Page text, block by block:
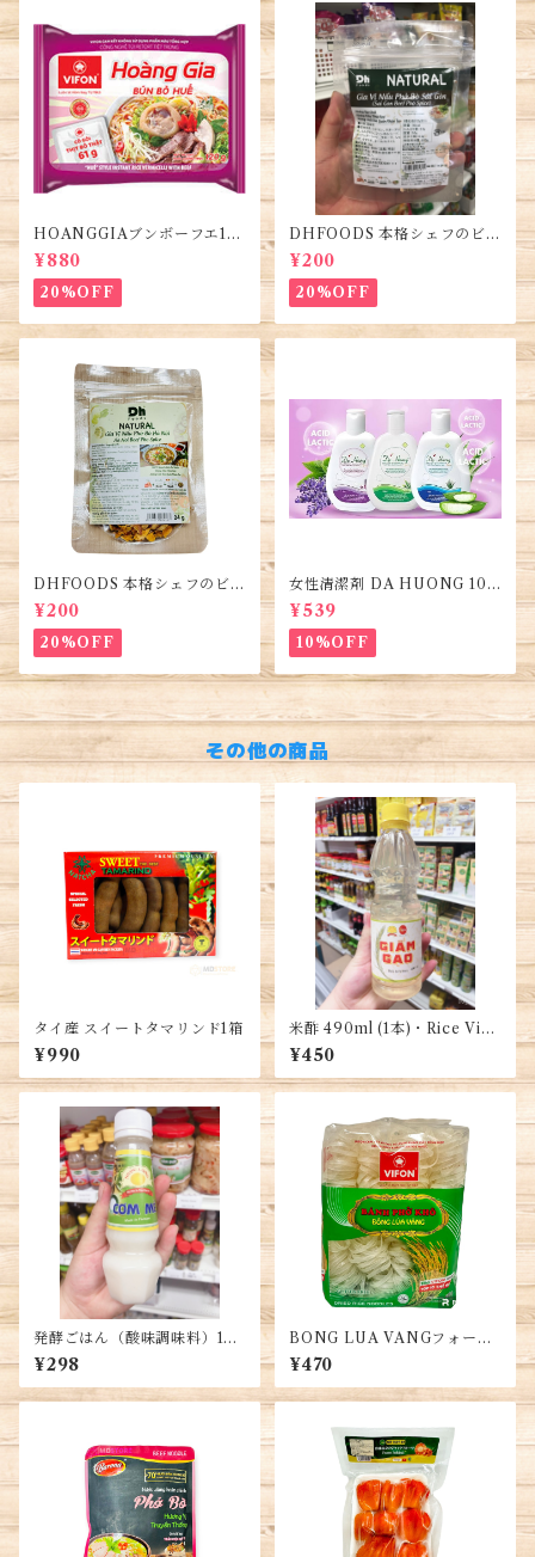
HOANGGIAブンボーフエ12
0g (5袋)・Bún Bò Huế
¥880
20%OFF
DHFOODS 本格シェフのビー
フフォーのセット・Gia Vị Ph
ở Bò Sài Gòn
¥200
20%OFF
DHFOODS 本格シェフのビー
フフォーのセット・Gia Vị Ph
ở Bò Hà Nội
¥200
20%OFF
女性清潔剤 DA HUONG 100
ml 1本・Women's Cleanse
r・Dung dịch vệ sinh phụ n
ữ
¥539
10%OFF
その他の商品
タイ産 スイートタマリンド1箱
¥990
米酢 490ml (1本)・Rice Vine
gar・Giấm Gạo
¥450
発酵ごはん（酸味調味料）160
g (1本)・Fermented Cooke
d Rice・Cơm mẻ
¥298
BONG LUA VANGフォー麺
400g/袋 約4人前・Dried Ric
e Noodle・Banh Pho kho
¥470